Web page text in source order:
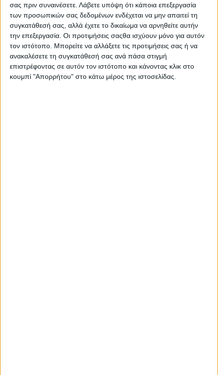
σας πριν συναινέσετε. Λάβετε υπόψη ότι κάποια επεξεργασία
των προσωπικών σας δεδομένων ενδέχεται να μην απαιτεί τη
συγκατάθεσή σας, αλλά έχετε το δικαίωμα να αρνηθείτε αυτήν
την επεξεργασία. Οι προτιμήσεις σαςθα ισχύουν μόνο για αυτόν
τον ιστότοπο. Μπορείτε να αλλάξετε τις προτιμήσεις σας ή να
ανακαλέσετε τη συγκατάθεσή σας ανά πάσα στιγμή
επιστρέφοντας σε αυτόν τον ιστότοπο και κάνοντας κλικ στο
κουμπί "Απορρήτου" στο κάτω μέρος της ιστοσελίδας.